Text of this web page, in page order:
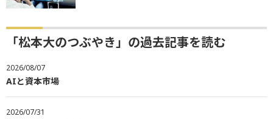
「松本大のつぶやき」の過去記事を読む
2026/08/07
AIと資本市場
2026/07/31